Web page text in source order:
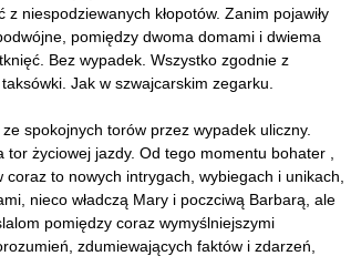
niespodziewanych kłopotów. Zanim pojawiły
pomiędzy dwoma domami i dwiema
Bez wypadek. Wszystko zgodnie z
Jak w szwajcarskim zegarku.
spokojnych torów przez wypadek uliczny.
życiowej jazdy. Od tego momentu bohater ,
to nowych intrygach, wybiegach i unikach,
nieco władczą Mary i poczciwą Barbarą, ale
pomiędzy coraz wymyślniejszymi
zdumiewających faktów i zdarzeń,